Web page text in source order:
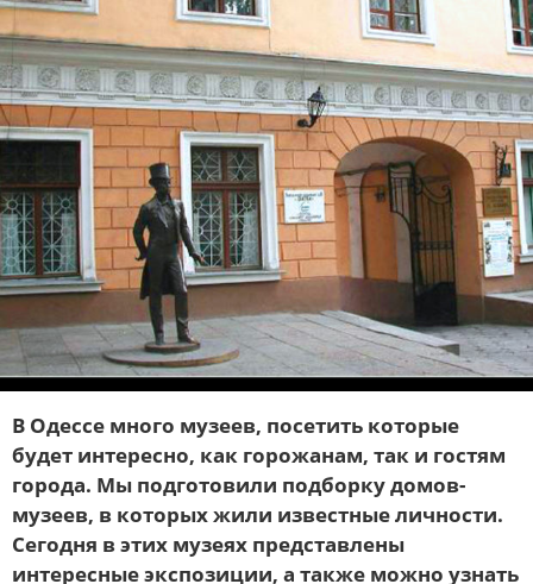
В Одессе много музеев, посетить которые
будет интересно, как горожанам, так и гостям
города. Мы подготовили подборку домов-
музеев, в которых жили известные личности.
Сегодня в этих музеях представлены
интересные экспозиции, а также можно узнать